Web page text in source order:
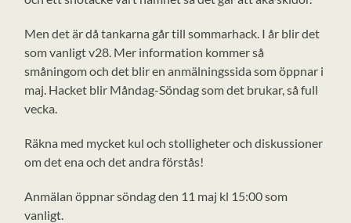
Men det är då tankarna går till sommarhack. I år blir det
som vanligt v28. Mer information kommer så
småningom och det blir en anmälningssida som öppnar i
maj. Hacket blir Måndag-Söndag som det brukar, så full
vecka.
Räkna med mycket kul och stolligheter och diskussioner
om det ena och det andra förstås!
Anmälan öppnar söndag den 11 maj kl 15:00 som
vanligt.